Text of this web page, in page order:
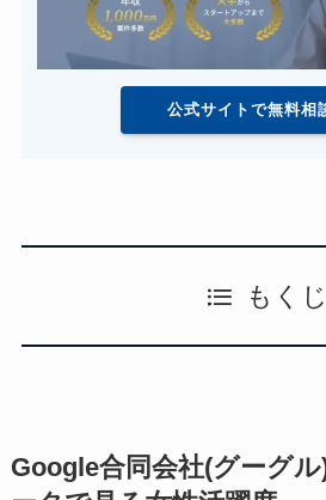
公式サイトで無料相
もくじ
Google合同会社(グーグ